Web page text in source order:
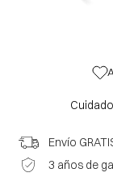
Envío
3 años de